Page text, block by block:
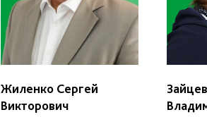
Жиленко Сергей
Викторович